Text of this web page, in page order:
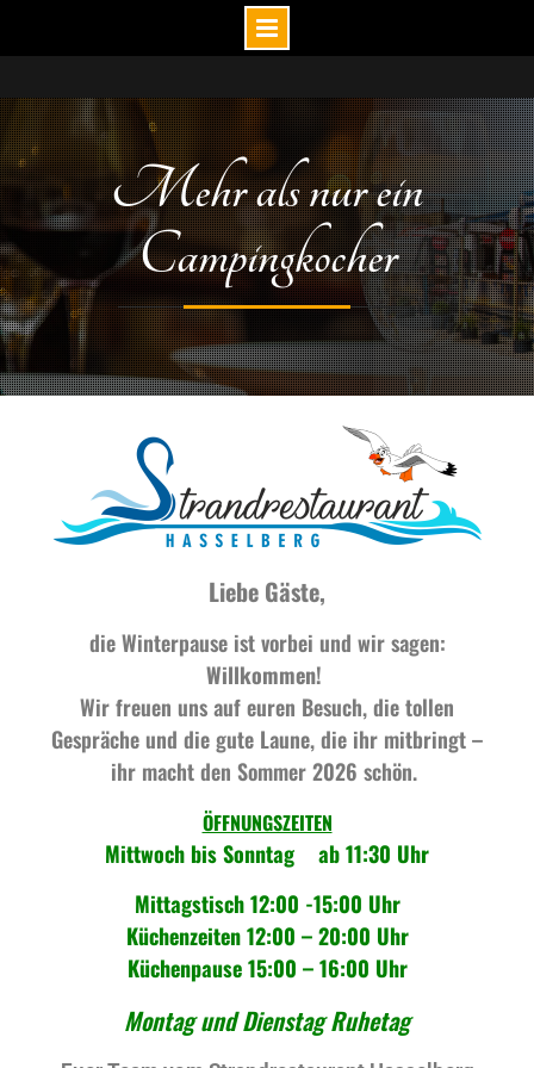
Mehr als nur ein
Campingkocher
Liebe Gäste,
die Winterpause ist vorbei und wir sagen:
Willkommen!
Wir freuen uns auf euren Besuch, die tollen
Gespräche und die gute Laune, die ihr mitbringt –
ihr macht den Sommer 2026 schön.
ÖFFNUNGSZEITEN
Mittwoch bisSonntag ab 11:30 Uhr
Mittagstisch 12:00 -15:00 Uhr
Küchenzeiten 12:00 – 20:00 Uhr
Küchenpause 15:00 – 16:00 Uhr
Montag und Dienstag Ruhetag